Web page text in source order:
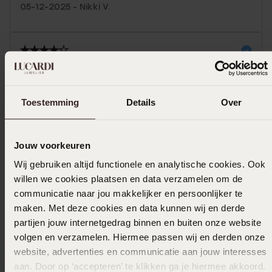
Toestemming Details Over
Jouw voorkeuren
Wij gebruiken altijd functionele en analytische cookies. Ook
willen we cookies plaatsen en data verzamelen om de
communicatie naar jou makkelijker en persoonlijker te
maken. Met deze cookies en data kunnen wij en derde
partijen jouw internetgedrag binnen en buiten onze website
volgen en verzamelen. Hiermee passen wij en derden onze
website, advertenties en communicatie aan jouw interesses
aan. Door op ‘accepteren’ te klikken ga je hiermee akkoord.
05-12-2025 - Nikki V.
30-11-2025 - Wilbert W.
In den Warenkorb legen
Das könnte dir gefallen